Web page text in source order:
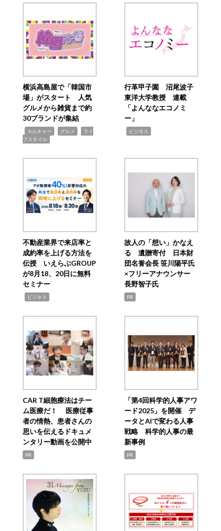
横浜高島屋で「韓国市
場」がスタート 人気
グルメから雑貨まで約
30ブランドが集結
カルチャー グルメ
ライ
フスタイル
行革甲子園 沼尾波子
東洋大学教授 連載
「よんななエコノミ
ー」
ビジネス
不動産業界で来店率と
成約率を上げる方法を
伝授 いえらぶGROUP
が8月18、20日に無料
セミナー
ビジネス
故人の「想い」かなえ
る 遺贈寄付 日本財
団名誉会長 笹川陽平氏
×フリーアナウンサー
長野智子氏
PR
CAR T細胞療法はチー
ム医療だ！ 医療従事
者の情熱、患者さんの
思いを伝えるドキュメ
ンタリー動画を公開中
PR
「第4回科学的人事アワ
ード2025」を開催 デ
ータとAIで変わる人事
戦略 科学的人事の最
新事例
PR